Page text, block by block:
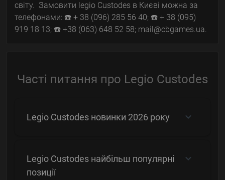
світу. Замовити legio Custodes в Києві можна за
телефонами: ☎️ + 38 (096) 285 56 40; ☎️ + 38 (095)
919 18 13; ☎️ +38 (063) 648 52 58; mail@cbgames.ua.
Часті питання про Legio Custodes
Legio Custodes новинки 2026 року
Legio Custodes найбільш популярні
позиції